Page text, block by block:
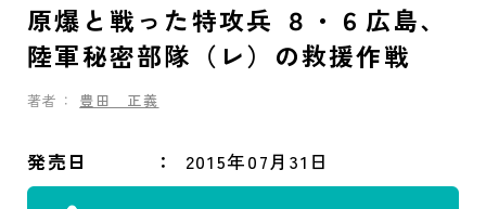
原爆と戦った特攻兵 ８・６広島、
陸軍秘密部隊（レ）の救援作戦
著者： 豊田 正義
発売日 2015年07月31日